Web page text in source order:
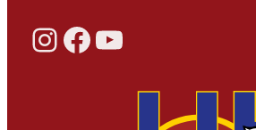
InstagramFacebook YouTube